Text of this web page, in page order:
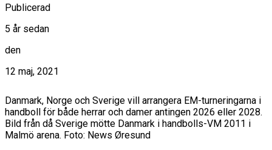
Publicerad
5 år sedan
den
12 maj, 2021
Danmark, Norge och Sverige vill arrangera EM-turneringarna i
handboll för både herrar och damer antingen 2026 eller 2028.
Bild från då Sverige mötte Danmark i handbolls-VM 2011 i
Malmö arena. Foto: News Øresund